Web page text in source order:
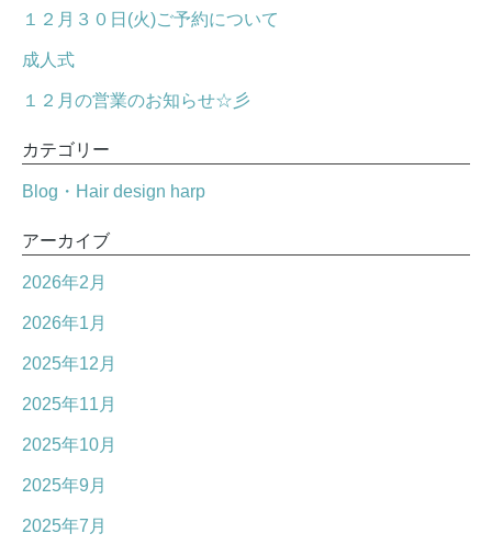
１２月３０日(火)ご予約について
成人式
１２月の営業のお知らせ☆彡
カテゴリー
Blog・Hair design harp
アーカイブ
2026年2月
2026年1月
2025年12月
2025年11月
2025年10月
2025年9月
2025年7月